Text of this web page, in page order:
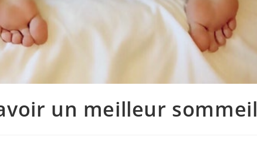
un meilleur sommeil